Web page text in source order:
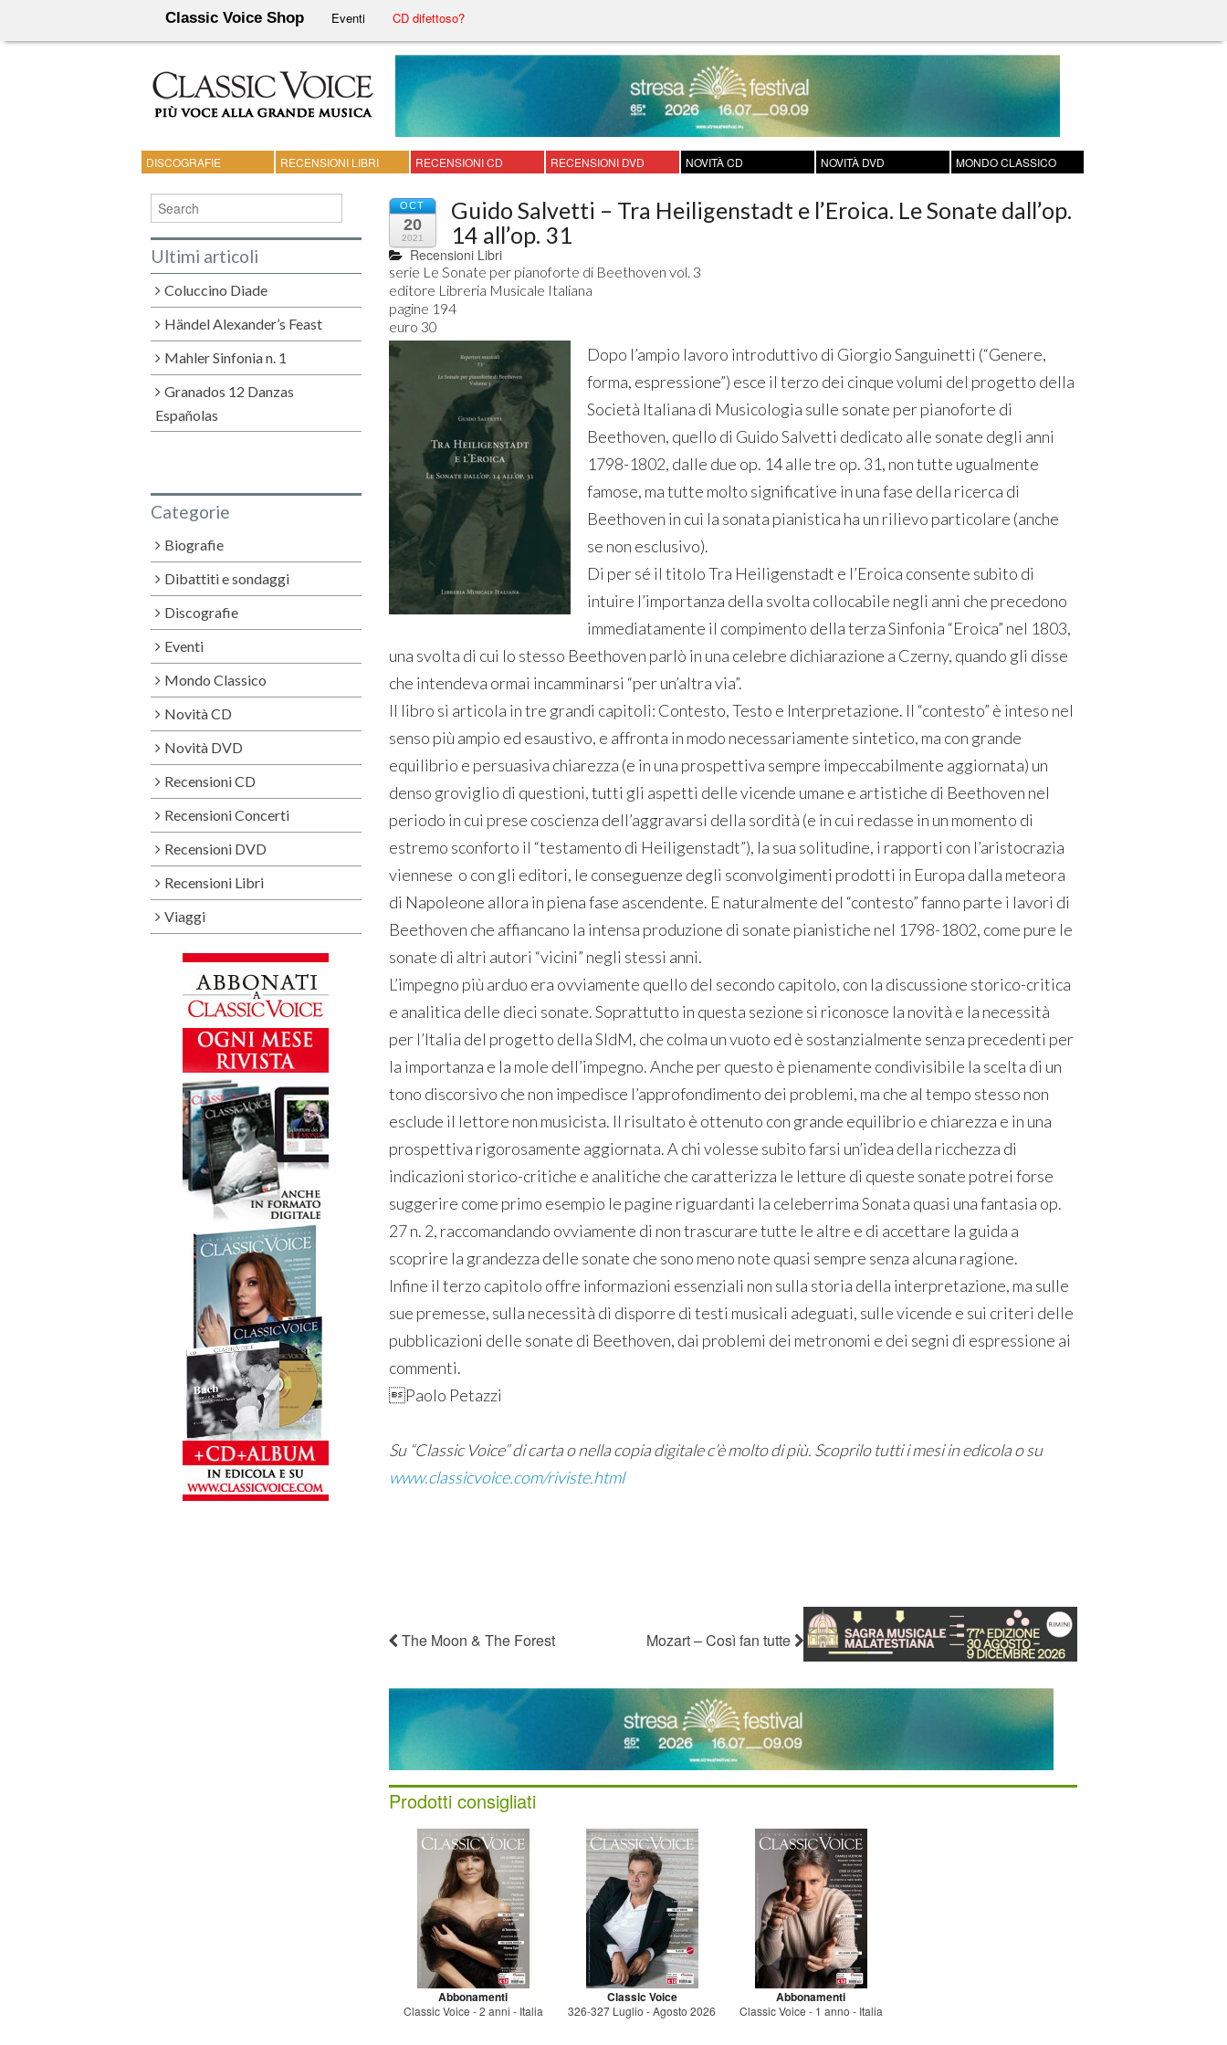
Classic Voice Shop Eventi CD difettoso?
DISCOGRAFIE RECENSIONI LIBRI RECENSIONI CD RECENSIONI DVD NOVITÀ CD NOVITÀ DVD MONDO CLASSICO
OCT
20
2021
Guido Salvetti – Tra Heiligenstadt e l’Eroica. Le Sonate dall’op.
14 all’op. 31
Recensioni Libri
serie Le Sonate per pianoforte di Beethoven vol. 3
editore Libreria Musicale Italiana
pagine 194
euro 30
Dopo l’ampio lavoro introduttivo di Giorgio Sanguinetti (“Genere,
forma, espressione”) esce il terzo dei cinque volumi del progetto della
Società Italiana di Musicologia sulle sonate per pianoforte di
Beethoven, quello di Guido Salvetti dedicato alle sonate degli anni
1798-1802, dalle due op. 14 alle tre op. 31, non tutte ugualmente
famose, ma tutte molto significative in una fase della ricerca di
Beethoven in cui la sonata pianistica ha un rilievo particolare (anche
se non esclusivo).
Di per sé il titolo Tra Heiligenstadt e l’Eroica consente subito di
intuire l’importanza della svolta collocabile negli anni che precedono
immediatamente il compimento della terza Sinfonia “Eroica” nel 1803,
una svolta di cui lo stesso Beethoven parlò in una celebre dichiarazione a Czerny, quando gli disse
che intendeva ormai incamminarsi “per un’altra via”.
Il libro si articola in tre grandi capitoli: Contesto, Testo e Interpretazione. Il “contesto” è inteso nel
senso più ampio ed esaustivo, e affronta in modo necessariamente sintetico, ma con grande
equilibrio e persuasiva chiarezza (e in una prospettiva sempre impeccabilmente aggiornata) un
denso groviglio di questioni, tutti gli aspetti delle vicende umane e artistiche di Beethoven nel
periodo in cui prese coscienza dell’aggravarsi della sordità (e in cui redasse in un momento di
estremo sconforto il “testamento di Heiligenstadt”), la sua solitudine, i rapporti con l’aristocrazia
viennese o con gli editori, le conseguenze degli sconvolgimenti prodotti in Europa dalla meteora
di Napoleone allora in piena fase ascendente. E naturalmente del “contesto” fanno parte i lavori di
Beethoven che affiancano la intensa produzione di sonate pianistiche nel 1798-1802, come pure le
sonate di altri autori “vicini” negli stessi anni.
L’impegno più arduo era ovviamente quello del secondo capitolo, con la discussione storico-critica
e analitica delle dieci sonate. Soprattutto in questa sezione si riconosce la novità e la necessità
per l’Italia del progetto della SIdM, che colma un vuoto ed è sostanzialmente senza precedenti per
la importanza e la mole dell’impegno. Anche per questo è pienamente condivisibile la scelta di un
tono discorsivo che non impedisce l’approfondimento dei problemi, ma che al tempo stesso non
esclude il lettore non musicista. Il risultato è ottenuto con grande equilibrio e chiarezza e in una
prospettiva rigorosamente aggiornata. A chi volesse subito farsi un’idea della ricchezza di
indicazioni storico-critiche e analitiche che caratterizza le letture di queste sonate potrei forse
suggerire come primo esempio le pagine riguardanti la celeberrima Sonata quasi una fantasia op.
27 n. 2, raccomandando ovviamente di non trascurare tutte le altre e di accettare la guida a
scoprire la grandezza delle sonate che sono meno note quasi sempre senza alcuna ragione.
Infine il terzo capitolo offre informazioni essenziali non sulla storia della interpretazione, ma sulle
sue premesse, sulla necessità di disporre di testi musicali adeguati, sulle vicende e sui criteri delle
pubblicazioni delle sonate di Beethoven, dai problemi dei metronomi e dei segni di espressione ai
commenti.
Paolo Petazzi
Su “Classic Voice” di carta o nella copia digitale c’è molto di più. Scoprilo tutti i mesi in edicola o su
www.classicvoice.com/riviste.html
The Moon & The Forest Mozart – Così fan tutte
Prodotti consigliati
Abbonamenti
Classic Voice - 2 anni - Italia
Classic Voice
326-327 Luglio - Agosto 2026
Abbonamenti
Classic Voice - 1 anno - Italia
Ultimi articoli
Coluccino Diade
Händel Alexander’s Feast
Mahler Sinfonia n. 1
Granados 12 Danzas
Españolas
Categorie
Biografie
Dibattiti e sondaggi
Discografie
Eventi
Mondo Classico
Novità CD
Novità DVD
Recensioni CD
Recensioni Concerti
Recensioni DVD
Recensioni Libri
Viaggi